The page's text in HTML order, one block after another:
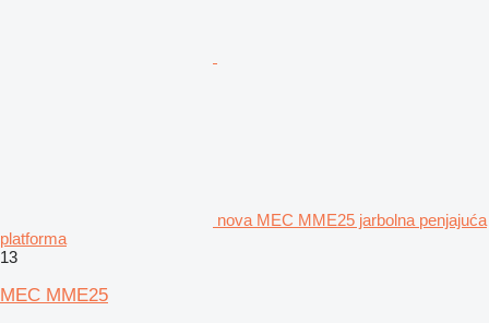
nova MEC MME25 jarbolna penjajuća
platforma
13
MEC MME25